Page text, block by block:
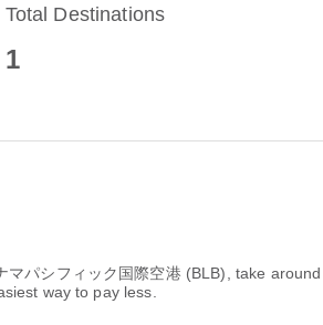
Total Destinations
1
パシフィック国際空港 (BLB), take around .
way to pay less.